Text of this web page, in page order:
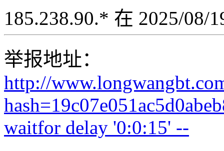
185.238.90.* 在 2025/08/
举报地址：
http://
waitfor delay '0:0:15' --